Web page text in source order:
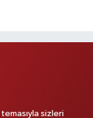
sizleri